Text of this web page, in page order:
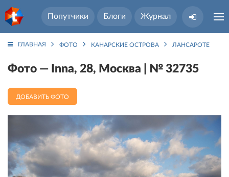
Попутчики Блоги Журнал
ГЛАВНАЯ ФОТО КАНАРСКИЕ ОСТРОВА ЛАНСАРОТЕ
Фото — Inna, 28, Москва | № 32735
ДОБАВИТЬ ФОТО